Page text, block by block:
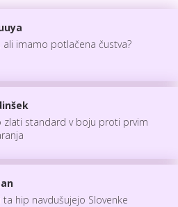
ali imamo potlačena čustva?
zlati standard v boju proti prvim
ta hip navdušujejo Slovenke